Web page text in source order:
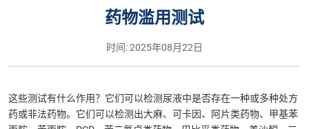
药物滥用测试
时间:2025年08月22日
这些测试有什么作用？它们可以检测尿液中是否存在一种或多种处方
药或非法药物。它们可以检测出大麻、可卡因、阿片类药物、甲基苯